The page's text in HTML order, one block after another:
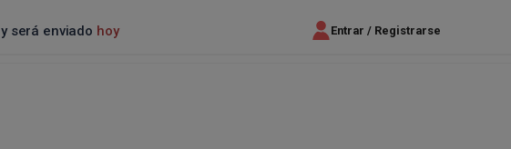
y será enviado hoy Entrar / Registrarse